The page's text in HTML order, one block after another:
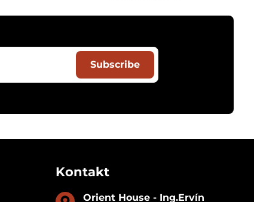
Subscribe
Kontakt
Orient House - Ing​.Ervín